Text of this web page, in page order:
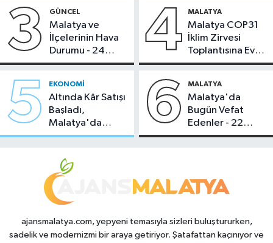
3 GÜNCEL
Malatya ve
İlçelerinin Hava
Durumu - 24
Temmuz 2026
4 MALATYA
Malatya COP31
İklim Zirvesi
Toplantısına Ev
Sahipliği Yaptı
5 EKONOMI
Altında Kâr Satışı
Başladı,
Malatya'da
Makas Ne
6 MALATYA
Malatya'da
Bugün Vefat
Edenler - 22
Temmuz 2026
ajansmalatya.com, yepyeni temasıyla sizleri buluştururken,
sadelik ve modernizmi bir araya getiriyor. Şatafattan kaçınıyor ve